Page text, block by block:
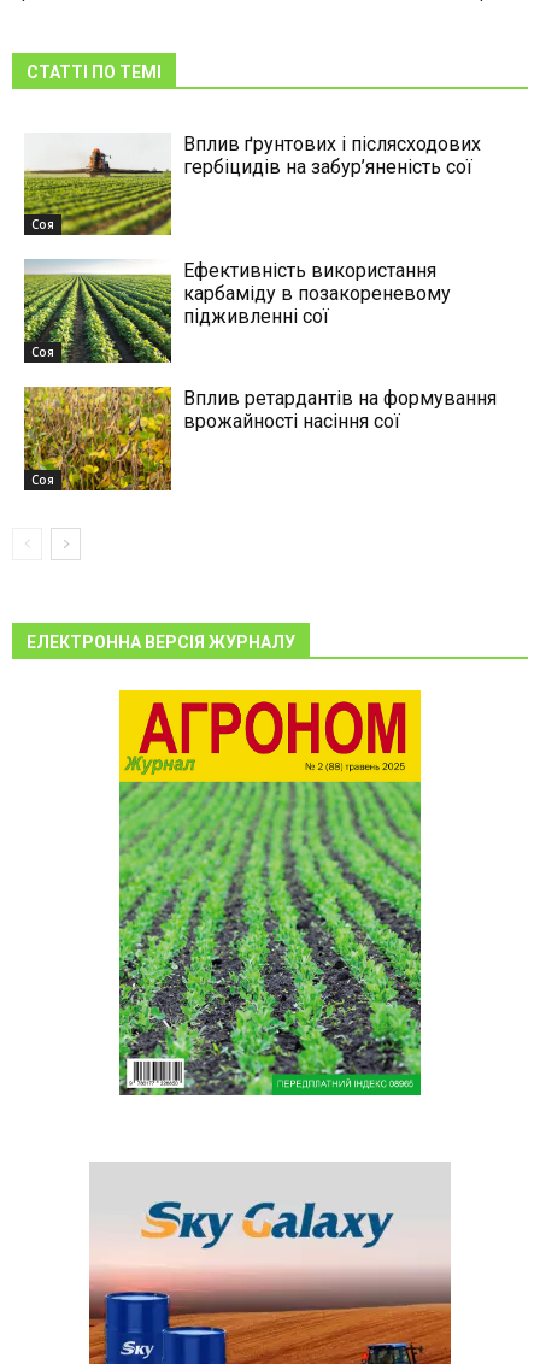
СТАТТІ ПО ТЕМІ
Соя
Вплив ґрунтових і післясходових
гербіцидів на забур’яненість сої
Соя
Ефективність використання
карбаміду в позакореневому
підживленні сої
Соя
Вплив ретардантів на формування
врожайності насіння сої
ЕЛЕКТРОННА ВЕРСІЯ ЖУРНАЛУ